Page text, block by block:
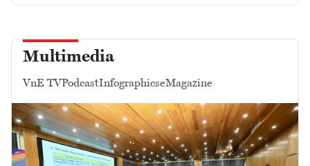
Multimedia
VnE TVPodcastInfographicseMagazine